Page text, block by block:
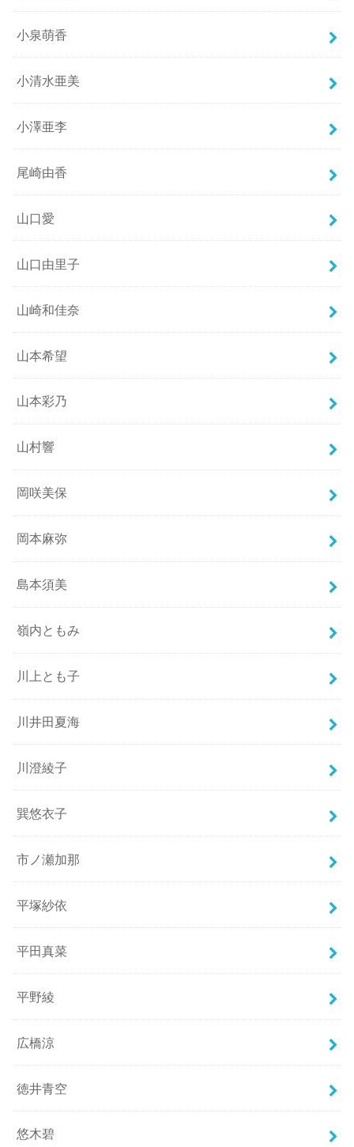
小泉萌香
小清水亜美
小澤亜李
尾崎由香
山口愛
山口由里子
山崎和佳奈
山本希望
山本彩乃
山村響
岡咲美保
岡本麻弥
島本須美
嶺内ともみ
川上とも子
川井田夏海
川澄綾子
巽悠衣子
市ノ瀬加那
平塚紗依
平田真菜
平野綾
広橋涼
徳井青空
悠木碧